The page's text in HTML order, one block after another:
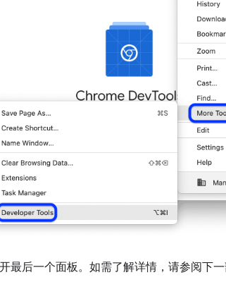
最后一个面板。如需了解详情，请参阅下一